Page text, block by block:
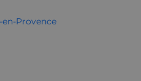
en-Provence